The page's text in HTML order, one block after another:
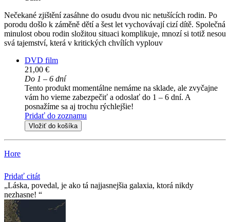
Nečekané zjištění zasáhne do osudu dvou nic netušících rodin. Po
porodu došlo k záměně dětí a šest let vychovávají cizí dítě. Společná
minulost obou rodin složitou situaci komplikuje, mnozí si totiž nesou
svá tajemství, která v kritických chvílích vyplouv
DVD film
21,00 €
Do 1 – 6 dní
Tento produkt momentálne nemáme na sklade, ale zvyčajne
vám ho vieme zabezpečiť a odoslať do 1 – 6 dní. A
posnažíme sa aj trochu rýchlejšie!
Pridať do zoznamu
Vložiť do košíka
Hore
Pridať citát
Láska, povedal, je ako tá najjasnejšia galaxia, ktorá nikdy
nezhasne!